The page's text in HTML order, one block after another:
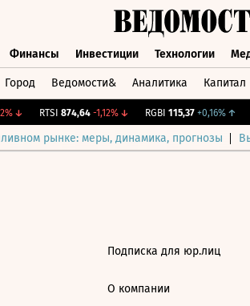
Финансы Инвестиции Технологии
Город Ведомости& Аналитика Капитал
↓ RTSI 874,64 -1,12%↓ RGBI 115,37 +0,16%↑
рынке: меры, динамика, прогнозы
Подписка для юр.лиц
О компании